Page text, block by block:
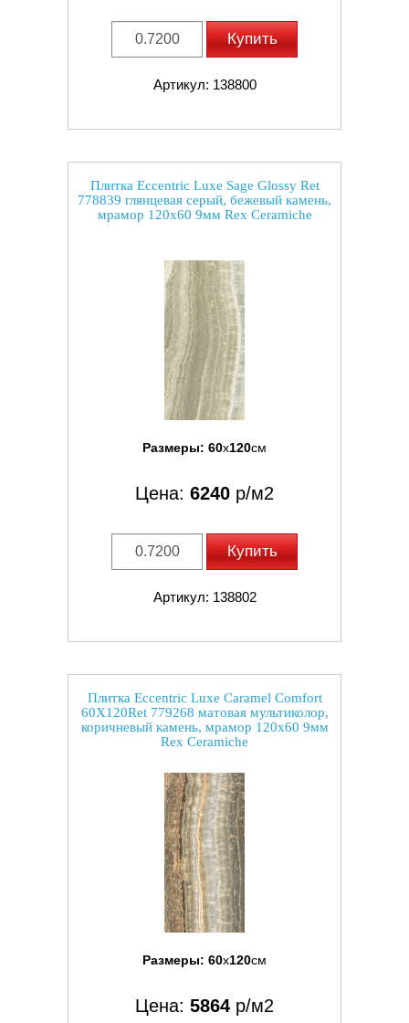
Купить
Артикул: 138800
Плитка Eccentric Luxe Sage Glossy Ret
778839 глянцевая серый, бежевый камень,
мрамор 120x60 9мм Rex Ceramiche
Размеры: 60x120см
Цена: 6240 р/м2
Купить
Артикул: 138802
Плитка Eccentric Luxe Caramel Comfort
60X120Ret 779268 матовая мультиколор,
коричневый камень, мрамор 120x60 9мм
Rex Ceramiche
Размеры: 60x120см
Цена: 5864 р/м2